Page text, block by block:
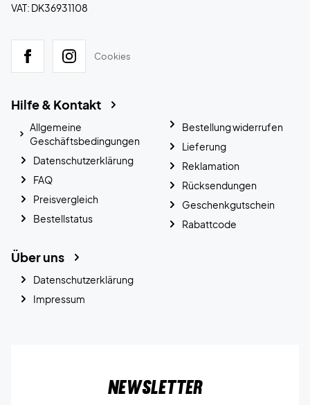
VAT: DK36931108
Cookies
Hilfe & Kontakt
Allgemeine
Geschäftsbedingungen
Datenschutzerklärung
FAQ
Preisvergleich
Bestellstatus
Bestellung widerrufen
Lieferung
Reklamation
Rücksendungen
Geschenkgutschein
Rabattcode
Über uns
Datenschutzerklärung
Impressum
Newsletter